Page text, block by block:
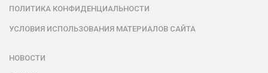
ПОЛИТИКА КОНФИДЕНЦИАЛЬНОСТИ
УСЛОВИЯ ИСПОЛЬЗОВАНИЯ МАТЕРИАЛОВ САЙТА
НОВОСТИ